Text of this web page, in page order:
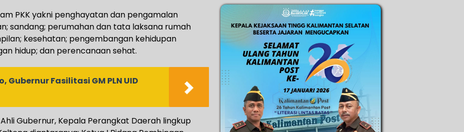
PKK yakni penghayatan dan pengamalan
sandang; perumahan dan tata laksana rumah
kesehatan; pengembangan kehidupan
hidup; dan perencanaan sehat.
Gubernur Fasilitasi GM PLN UID
Gubernur, Kepala Perangkat Daerah lingkup